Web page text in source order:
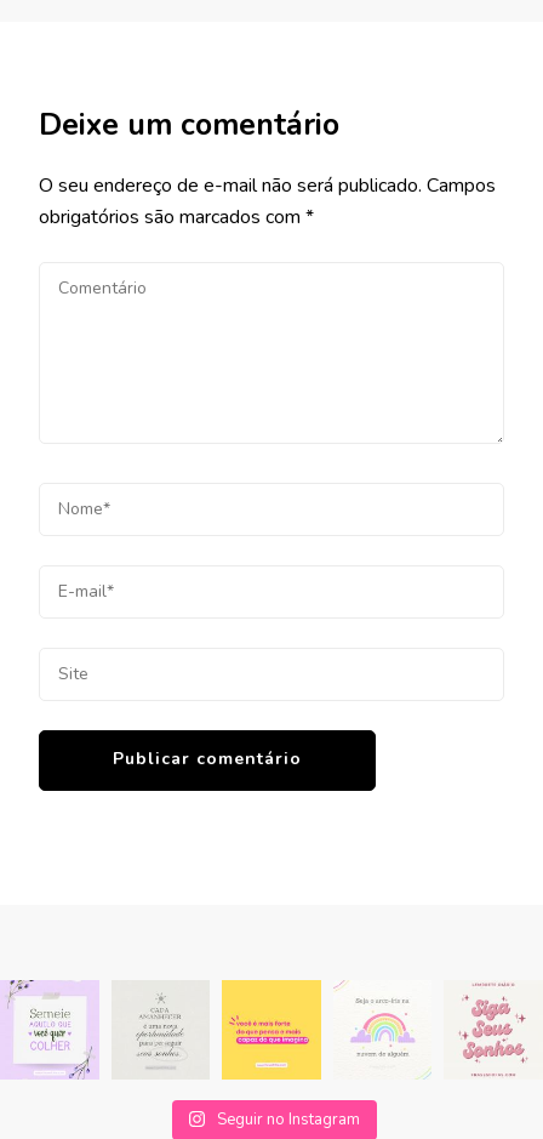
Deixe um comentário
O seu endereço de e-mail não será publicado. Campos
obrigatórios são marcados com *
Seguir no Instagram